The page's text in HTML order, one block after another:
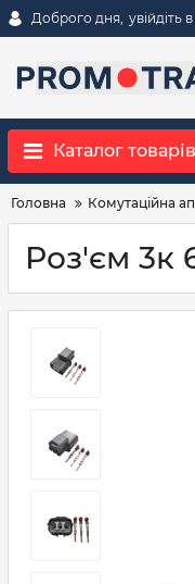
Доброго дня, увійдіть
Каталог товарів
Головна Комутаційна
Роз'єм 3к